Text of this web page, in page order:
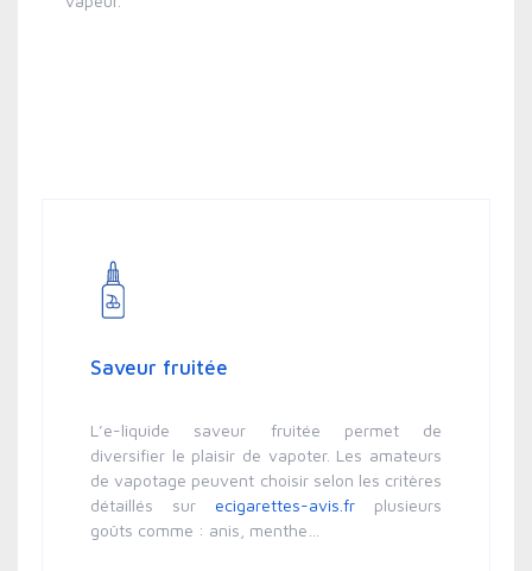
Saveur fruitée
L’e-liquide saveur fruitée permet de
diversifier le plaisir de vapoter. Les amateurs
de vapotage peuvent choisir selon les critères
détaillés sur ecigarettes-avis.fr plusieurs
goûts comme : anis, menthe…